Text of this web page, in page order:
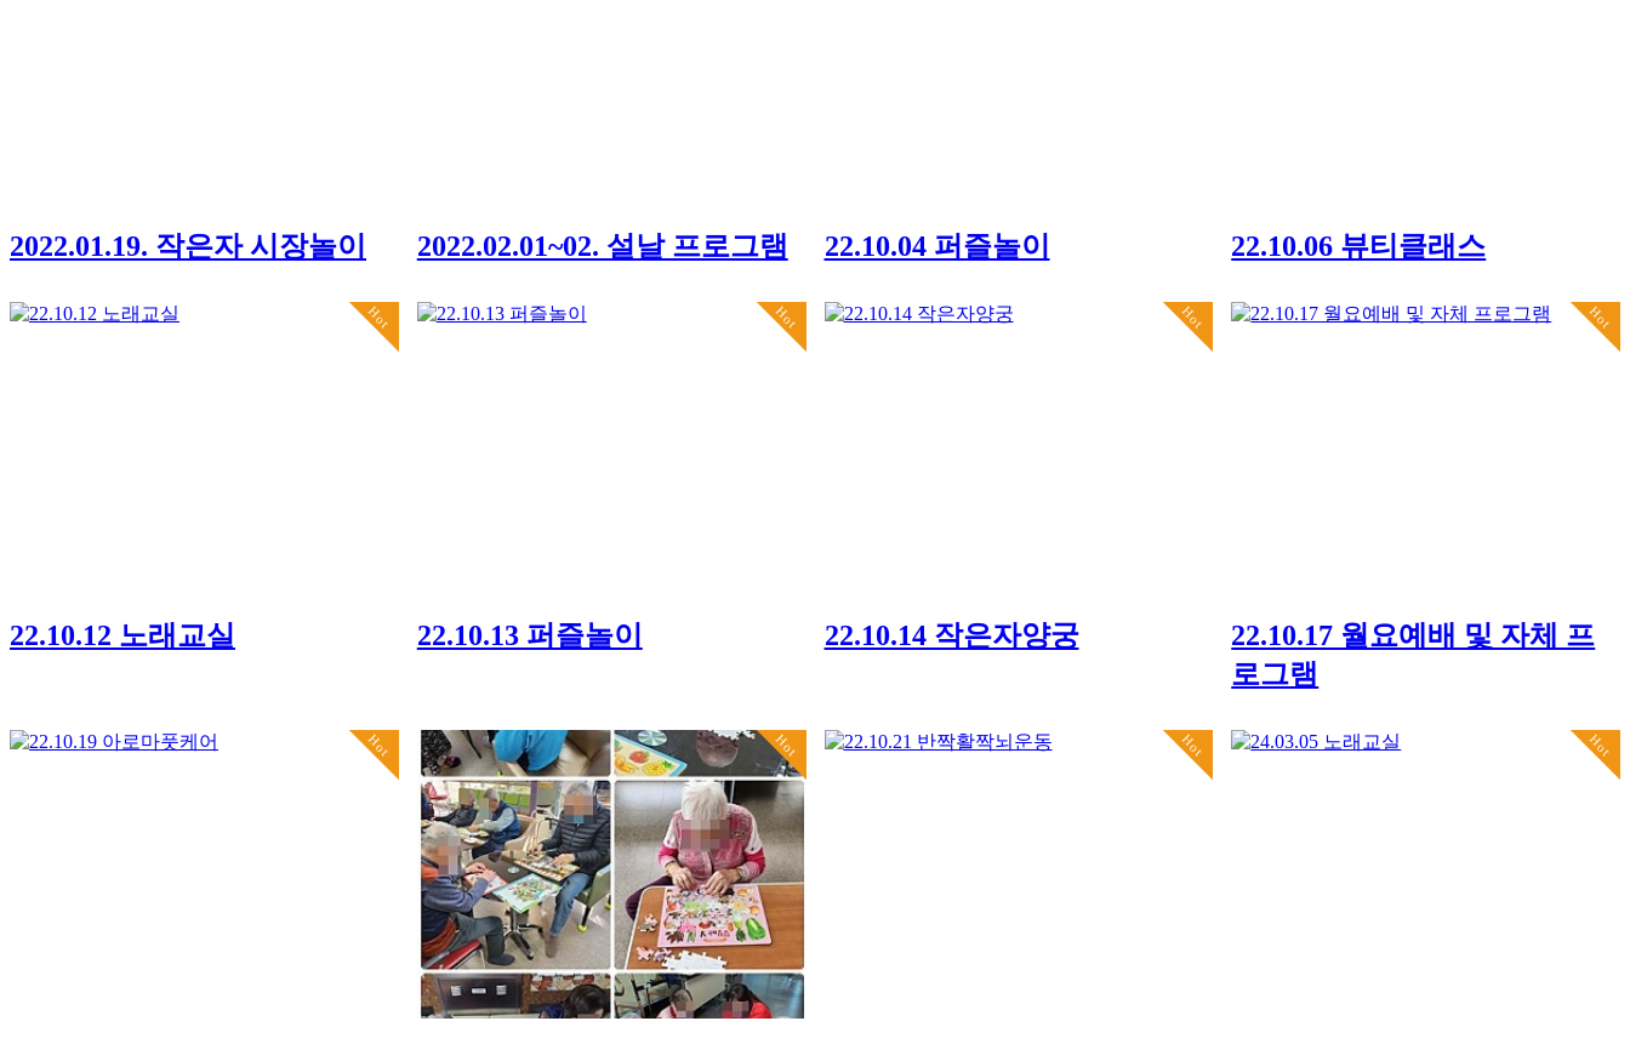
2022.01.19. 작은자 시장놀이 2022.02.01~02. 설날 프로그램 22.10.04 퍼즐놀이 22.10.06 뷰티클래스
Hot
22.10.12 노래교실
Hot
22.10.13 퍼즐놀이
Hot
22.10.14 작은자양궁
Hot
22.10.17 월요예배 및 자체 프
로그램
Hot Hot Hot Hot